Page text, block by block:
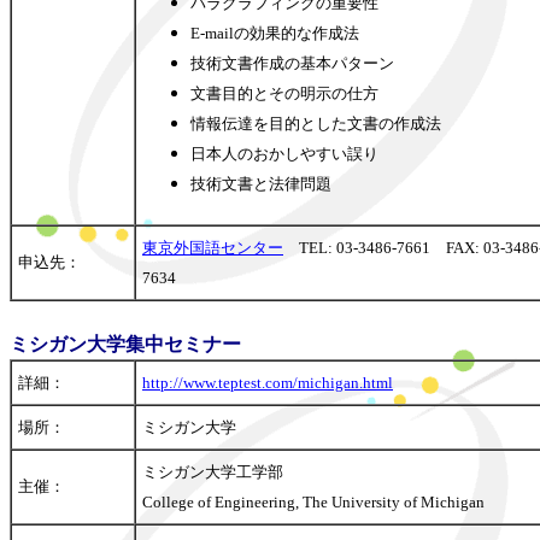
E-mailの効果的な作成法
技術文書作成の基本パターン
文書目的とその明示の仕方
情報伝達を目的とした文書の作成法
日本人のおかしやすい誤り
技術文書と法律問題
申込先：
東京外国語センター TEL: 03-3486-7661 FAX: 03-
7634
ミシガン大学集中セミナー
詳細： http://www.teptest.com/michigan.html
場所： ミシガン大学
主催：
ミシガン大学工学部
College of Engineering, The University of Michigan